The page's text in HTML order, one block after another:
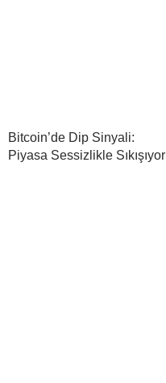
Bitcoin’de Dip Sinyali:
Piyasa Sessizlikle Sıkışıyor